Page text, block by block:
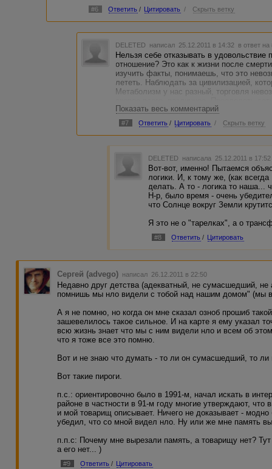
#6 Ответить / Цитировать / Скрыть ветку
DELETED написал 25.12.2011 в 14:32 в ответ на
Нельзя себе отказывать в удовольствие
отношение? Это как к жизни после
изучить факты, понимаешь, что это
лететь. Наблюдать за цивилизацией,
Метаболизм у нас разный, торговля
обезьяны в Ираке воюют - странная
Показать весь комментарий
#7 Ответить / Цитировать / Скрыть ветку
DELETED написала 25.12.2011 в
Вот-вот, именно! Пытаемся
логики. И, к тому же, (как
делать. А то - логика то наша...
Н-р, было время - очень
что Солнце вокруг Земли
Я это не о "тарелках", а о
#8 Ответить / Цитировать
Сергей (advego) написал 26.12.2011 в 22:50
Недавно друг детства (адекватный, не сумасшедший, не
помнишь мы нло видели с тобой над нашим домом" (мы
А я не помню, но когда он мне сказал озноб прошиб
зашевелилось такое сильное. И на карте я ему указал
всю жизнь знает что мы с ним видели нло и всем об
что я тоже все это помню.
Вот и не знаю что думать - то ли он сумасшедший, то
Вот такие пироги.
п.с.: ориентировочно было в 1991-м, начал искать в
районе в частности в 91-м году многие утверждают,
и мой товарищ описывает. Ничего не доказывает -
убедил, что со мной видел нло. Ну или же мне память
п.п.с: Почему мне вырезали память, а товарищу нет?
а его нет... )
#9 Ответить / Цитировать